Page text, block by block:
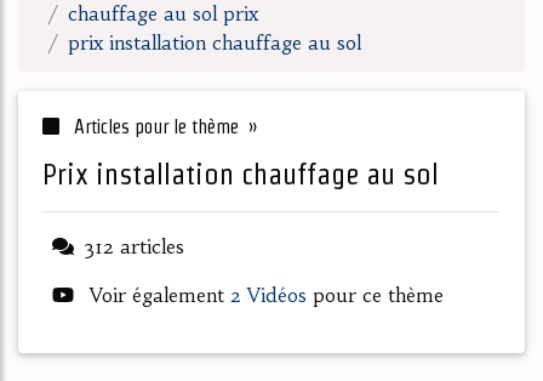
chauffage au sol prix
prix installation chauffage au sol
Articles pour le thème »
prix installation chauffage au sol
312 articles
Voir également 2 Vidéos pour ce thème